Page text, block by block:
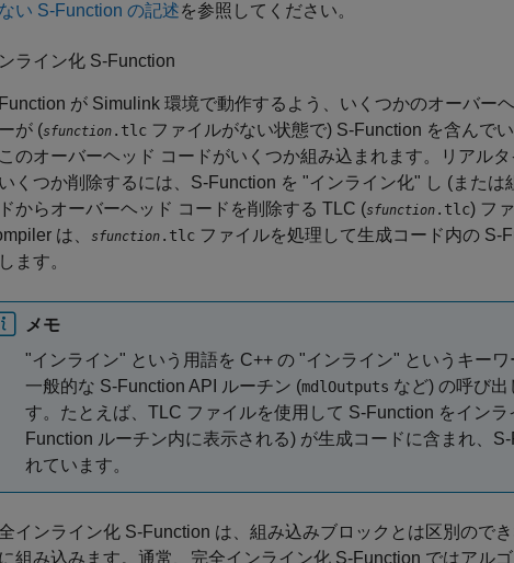
い S-Function の記述を参照してください。
ライン化 S-Function
が Simulink 環境で動作するよう、いくつかのオーバー
が (sfunction .tlc ファイルがない状態で) S-Function を含んで
のオーバーヘッド コードがいくつか組み込まれます。リアル
くつか削除するには、S-Function を "インライン化" し (または
からオーバーヘッド コードを削除する TLC (sfunction .tlc) フ
は、
sfunction .tlc ファイルを処理して生成コード内の S-
ます。
メモ
"インライン" という用語を C++ の "インライン" というキー
一般的な S-Function API ルーチン (mdlOutputs など) の呼び
す。たとえば、TLC ファイルを使用して S-Function をイン
Function ルーチン内に表示される) が生成コードに含まれ、
れています。
インライン化 S-Function は、組み込みブロックとは区別ので
に組み込みます。通常、完全インライン化 S-Function ではアル